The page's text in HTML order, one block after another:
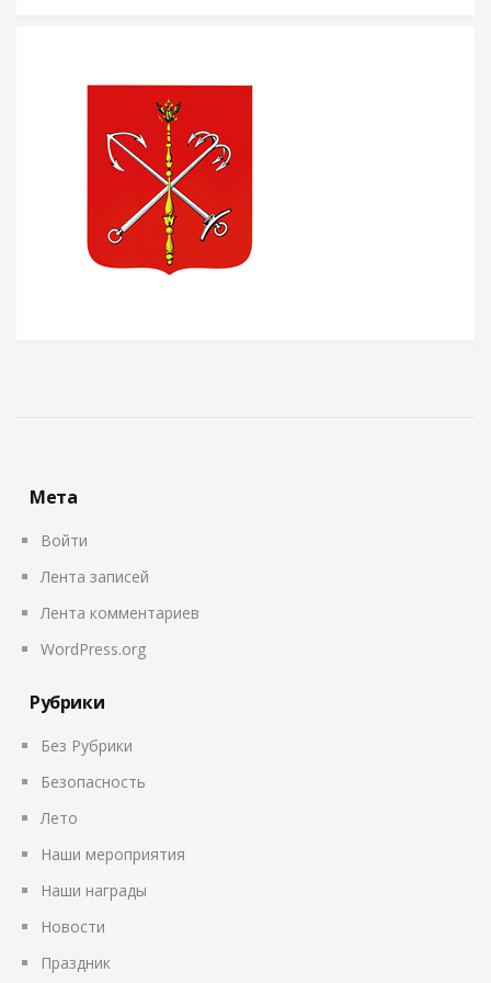
Мета
Войти
Лента записей
Лента комментариев
WordPress.org
Рубрики
Без Рубрики
Безопасность
Лето
Наши мероприятия
Наши награды
Новости
Праздник